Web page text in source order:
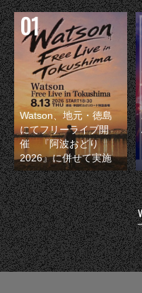
Watson、地元・徳島
にてフリーライブ開
催 『阿波おどり
2026』に併せて実施